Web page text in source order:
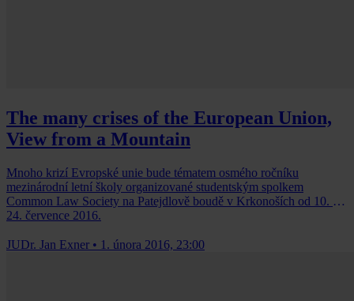
The many crises of the European Union,
View from a Mountain
Mnoho krizí Evropské unie bude tématem osmého ročníku
mezinárodní letní školy organizované studentským spolkem
Common Law Society na Patejdlově boudě v Krkonoších od 10. do
24. července 2016.
JUDr. Jan Exner • 1. února 2016, 23:00